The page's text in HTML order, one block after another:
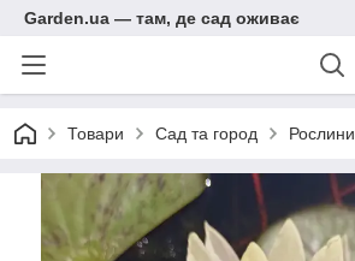
Garden.ua — там, де сад оживає
Товари Сад та город Рослини